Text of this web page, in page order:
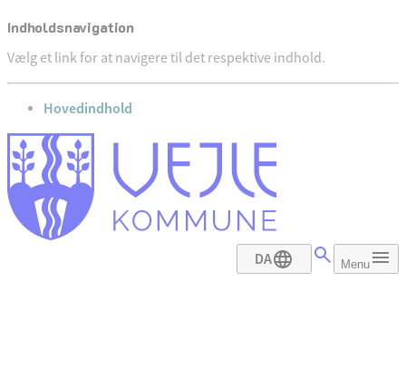
Indholdsnavigation
Vælg et link for at navigere til det respektive indhold.
gå til
Hovedindhold
DA Menu